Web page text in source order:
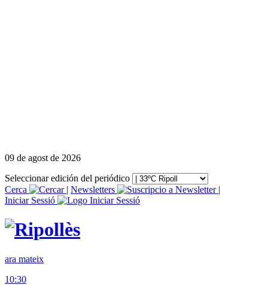
09 de agost de 2026
Seleccionar edición del periódico
Cerca
| Newsletters
|
Iniciar Sessió
ara mateix
10:30